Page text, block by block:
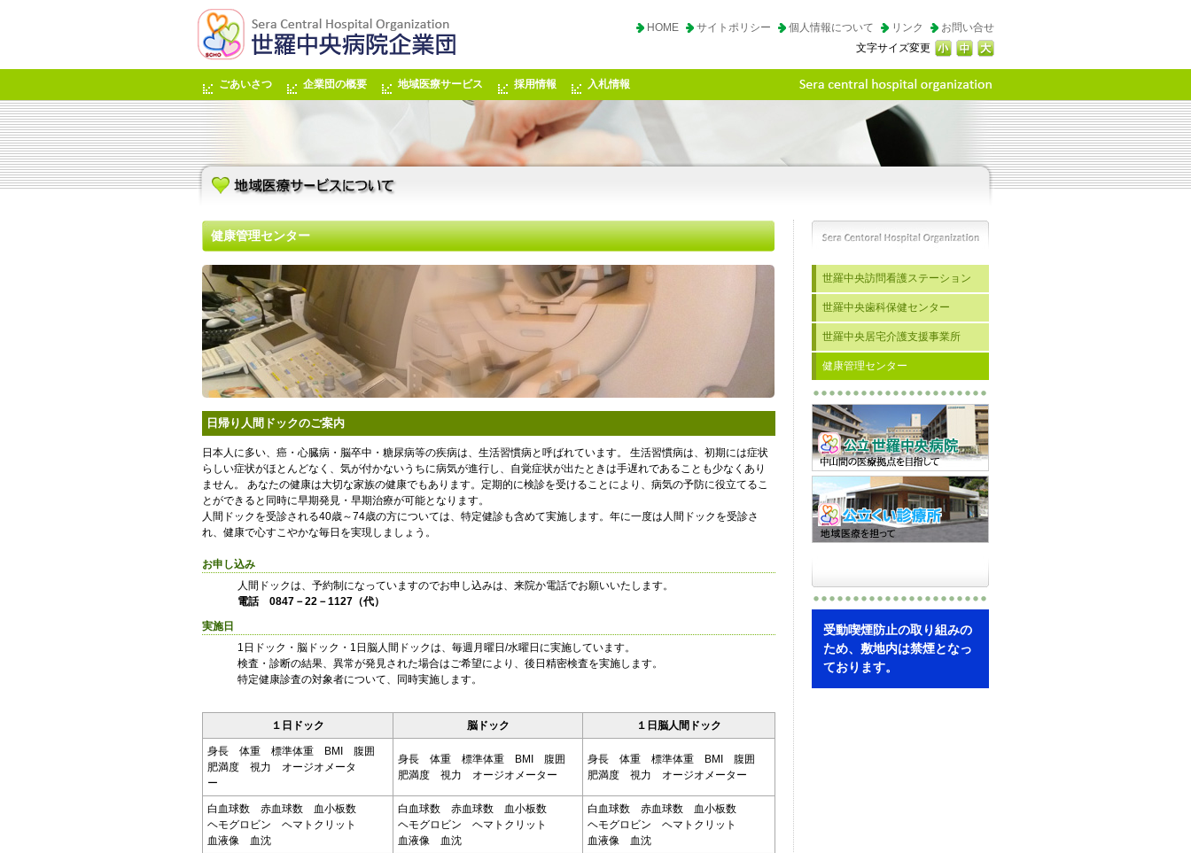
HOME サイトポリシー 個人情報について リンク
お問い合せ
文字サイズ変更
ごあいさつ 企業団の概要 地域医療サービス 採用情報 入札情報
健康管理センター
日帰り人間ドックのご案内
日本人に多い、癌・心臓病・脳卒中・糖尿病等の疾病は、生活習慣病と呼ばれています。 生活習慣病は、初期には症状
らしい症状がほとんどなく、気が付かないうちに病気が進行し、自覚症状が出たときは手遅れであることも少なくあり
ません。 あなたの健康は大切な家族の健康でもあります。定期的に検診を受けることにより、病気の予防に役立てるこ
とができると同時に早期発見・早期治療が可能となります。
人間ドックを受診される40歳～74歳の方については、特定健診も含めて実施します。年に一度は人間ドックを受診さ
れ、健康で心すこやかな毎日を実現しましょう。
お申し込み
人間ドックは、予約制になっていますのでお申し込みは、来院か電話でお願いいたします。
電話 0847－22－1127（代）
実施日
1日ドック・脳ドック・1日脳人間ドックは、毎週月曜日/水曜日に実施しています。
検査・診断の結果、異常が発見された場合はご希望により、後日精密検査を実施します。
特定健康診査の対象者について、同時実施します。
１日ドック 脳ドック １日脳人間ドック
身長 体重 標準体重 BMI 腹囲
肥満度 視力 オージオメータ
ー
身長 体重 標準体重 BMI 腹囲
肥満度 視力 オージオメーター
身長 体重 標準体重 BMI 腹囲
肥満度 視力 オージオメーター
白血球数 赤血球数 血小板数
ヘモグロビン ヘマトクリット
血液像 血沈
白血球数 赤血球数 血小板数
ヘモグロビン ヘマトクリット
血液像 血沈
白血球数 赤血球数 血小板数
ヘモグロビン ヘマトクリット
血液像 血沈
世羅中央訪問看護ステーション
世羅中央歯科保健センター
世羅中央居宅介護支援事業所
健康管理センター
受動喫煙防止の取り組みの
ため、敷地内は禁煙となっ
ております。